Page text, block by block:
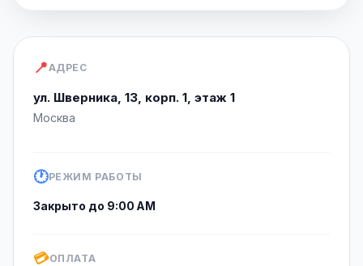
📍АДРЕС
ул. Шверника, 13, корп. 1, этаж 1
Москва
🕐РЕЖИМ РАБОТЫ
Закрыто до 9:00 AM
💳ОПЛАТА